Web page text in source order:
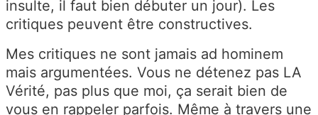
insulte, il faut bien débuter un jour). Les
critiques peuvent être constructives.
Mes critiques ne sont jamais ad hominem
mais argumentées. Vous ne détenez pas LA
Vérité, pas plus que moi, ça serait bien de
vous en rappeler parfois. Même à travers une